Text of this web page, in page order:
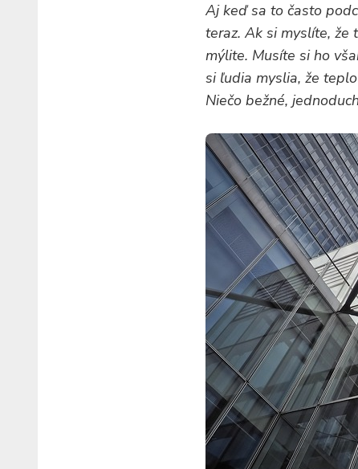
Aj keď sa to často
teraz. Ak si myslíte, že
mýlite. Musíte si ho
si ľudia myslia, že
Niečo bežné,